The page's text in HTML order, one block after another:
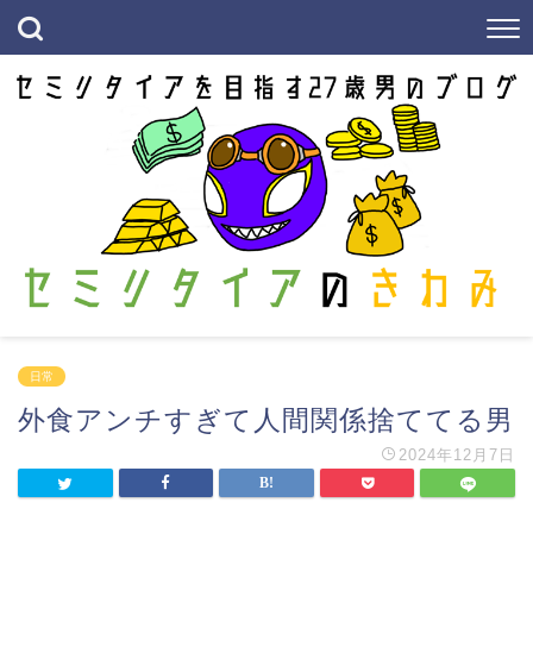
日常
外食アンチすぎて人間関係捨ててる男
2024年12月7日